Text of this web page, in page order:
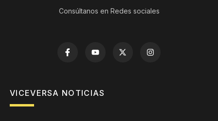
Consúltanos en Redes sociales
VICEVERSA NOTICIAS